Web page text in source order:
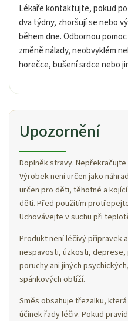
Lékaře kontaktujte, pokud
dva týdny, zhoršují se nebo
během dne. Odbornou
změně nálady, neobvyklém
horečce, bušení srdce nebo
Upozornění
Doplněk stravy.
Výrobek není určen jako
určen pro děti, těhotné a
dětí. Před použitím
Uchovávejte v suchu při
Produkt není léčivý přípravek
nespavosti, úzkosti, deprese,
poruchy ani jiných
spánkových obtíží.
Směs obsahuje třezalku,
účinek řady léčiv. Pokud